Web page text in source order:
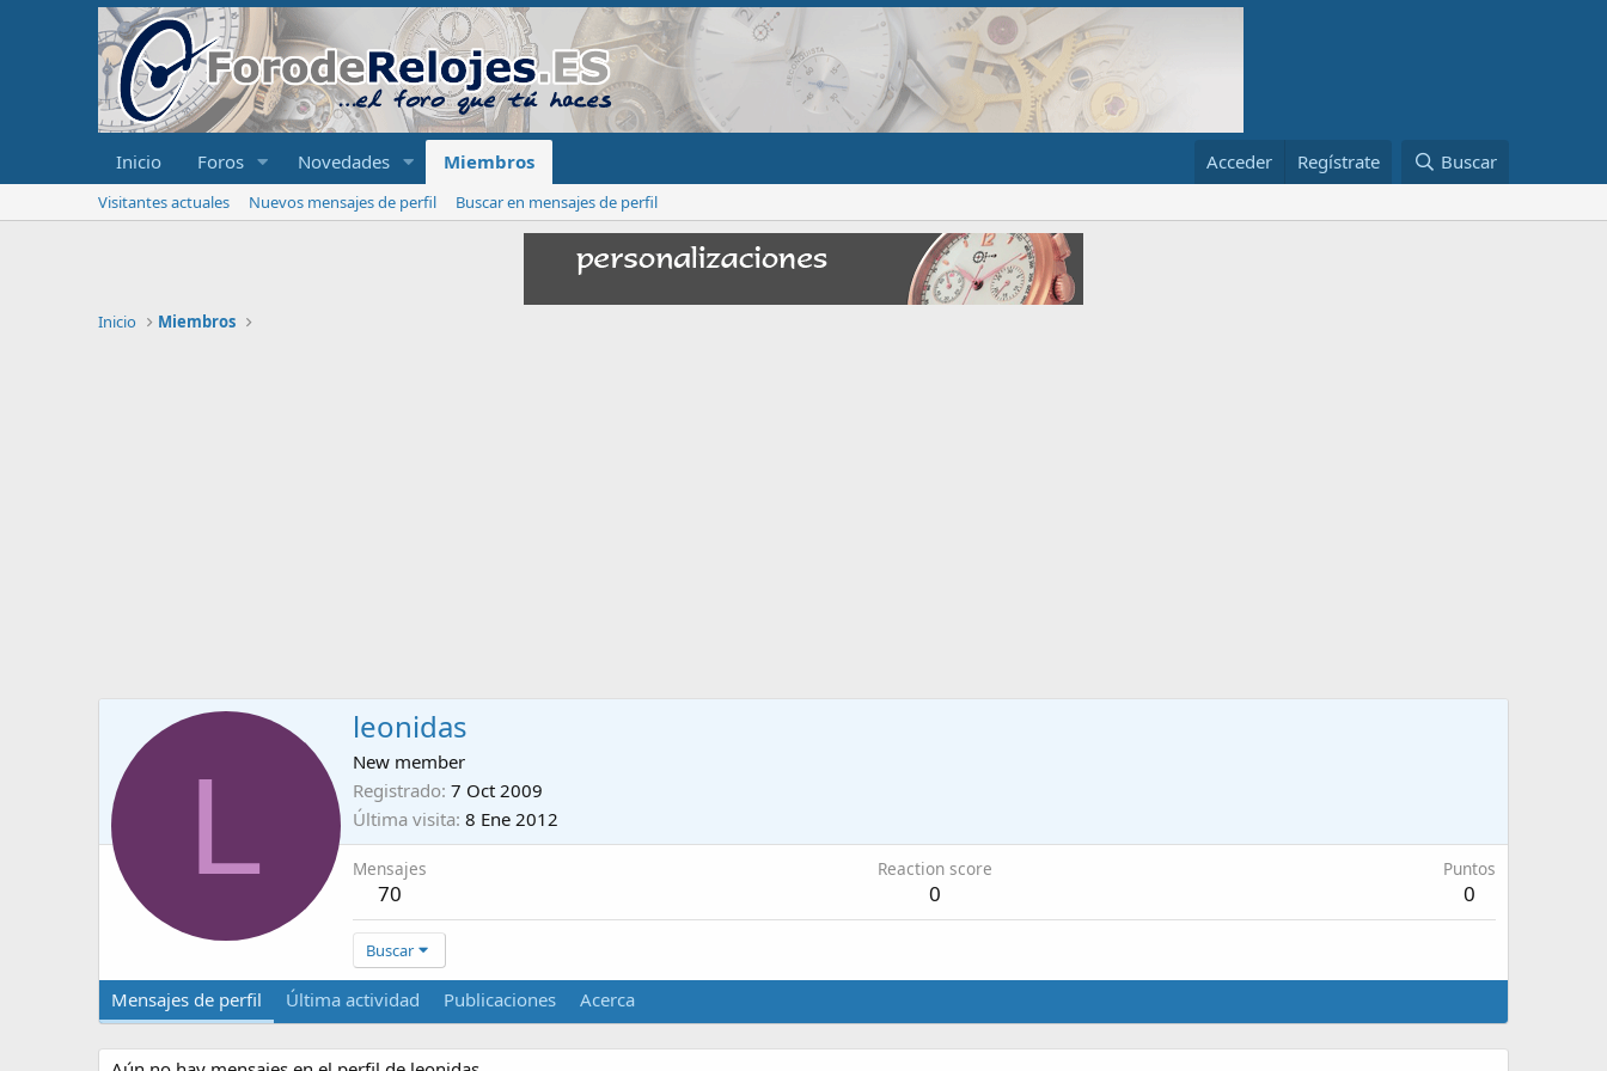
Inicio Foros Novedades Miembros Acceder Regístrate Buscar
Visitantes actuales Nuevos mensajes de perfil Buscar en mensajes de perfil
Inicio Miembros
L
leonidas
New member
Registrado 7 Oct 2009
Última visita 8 Ene 2012
Mensajes
70
Reaction score
0
Puntos
0
Buscar
Mensajes de perfil Última actividad Publicaciones Acerca